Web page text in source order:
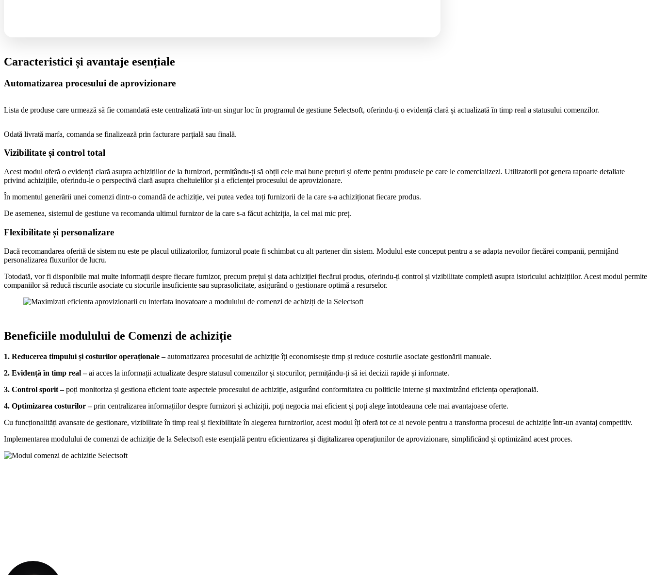
Caracteristici și avantaje esențiale
Automatizarea procesului de aprovizionare
Lista de produse care urmează să fie comandată este centralizată într-un singur loc în programul de gestiune Selectsoft, oferindu-ți o evidență clară și actualizată în timp real a statusului comenzilor.
Odată livrată marfa, comanda se finalizează prin facturare parțială sau finală.
Vizibilitate și control total
Acest modul oferă o evidență clară asupra achizițiilor de la furnizori, permițându-ți să obții cele mai bune prețuri și oferte pentru produsele pe care le comercializezi. Utilizatorii pot genera rapoarte detaliate
privind achizițiile, oferindu-le o perspectivă clară asupra cheltuielilor și a eficienței procesului de aprovizionare.
În momentul generării unei comenzi dintr-o comandă de achiziție, vei putea vedea toți furnizorii de la care s-a achiziționat fiecare produs.
De asemenea, sistemul de gestiune va recomanda ultimul furnizor de la care s-a făcut achiziția, la cel mai mic preț.
Flexibilitate și personalizare
Dacă recomandarea oferită de sistem nu este pe placul utilizatorilor, furnizorul poate fi schimbat cu alt partener din sistem. Modulul este conceput pentru a se adapta nevoilor fiecărei companii, permițând
personalizarea fluxurilor de lucru.
Totodată, vor fi disponibile mai multe informații despre fiecare furnizor, precum prețul și data achiziției fiecărui produs, oferindu-ți control și vizibilitate completă asupra istoricului achizițiilor. Acest modul permite
companiilor să reducă riscurile asociate cu stocurile insuficiente sau suprasolicitate, asigurând o gestionare optimă a resurselor.
Beneficiile modulului de Comenzi de achiziție
1. Reducerea timpului și costurilor operaționale –automatizarea procesului de achiziție îți economisește timp și reduce costurile asociate gestionării manuale.
2. Evidență în timp real –ai acces la informații actualizate despre statusul comenzilor și stocurilor, permițându-ți să iei decizii rapide și informate.
3. Control sporit –poți monitoriza și gestiona eficient toate aspectele procesului de achiziție, asigurând conformitatea cu politicile interne și maximizând eficiența operațională.
4. Optimizarea costurilor –prin centralizarea informațiilor despre furnizori și achiziții, poți negocia mai eficient și poți alege întotdeauna cele mai avantajoase oferte.
Cu funcționalități avansate de gestionare, vizibilitate în timp real și flexibilitate în alegerea furnizorilor, acest modul îți oferă tot ce ai nevoie pentru a transforma procesul de achiziție într-un avantaj competitiv.
Implementarea modulului de comenzi de achiziție de la Selectsoft este esențială pentru eficientizarea și digitalizarea operațiunilor de aprovizionare, simplificând și optimizând acest proces.